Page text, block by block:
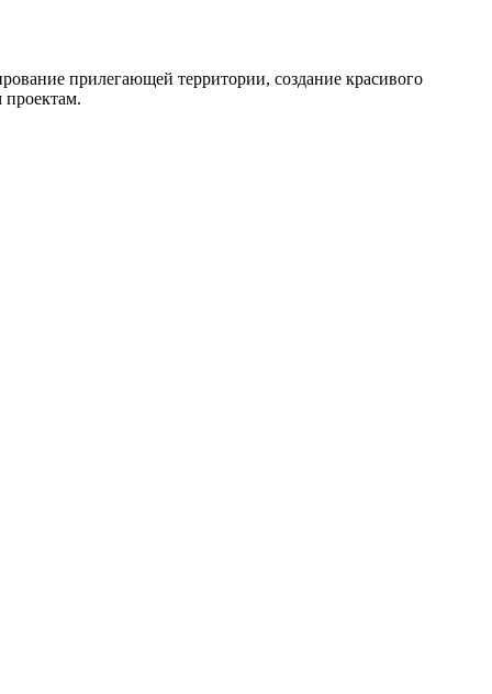
прилегающей территории, создание красивого